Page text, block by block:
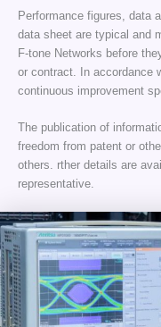
Performance figures, data
data sheet are typical and
F-tone Networks before
or contract. In accordance
continuous improvement
The publication of
freedom from patent or
others. rther details are
representative.